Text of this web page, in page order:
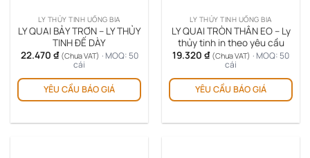
LY THỦY TINH UỐNG BIA
LY QUAI BẢY TRƠN – LY THỦY
TINH ĐẾ DÀY
22.470 ₫ (Chưa VAT) · MOQ: 50
cái
YÊU CẦU BÁO GIÁ
LY THỦY TINH UỐNG BIA
LY QUAI TRÒN THÂN EO – Ly
thủy tinh in theo yêu cầu
19.320 ₫ (Chưa VAT) · MOQ: 50
cái
YÊU CẦU BÁO GIÁ